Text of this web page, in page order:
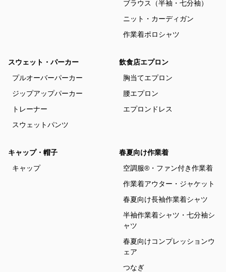
ブラウス（半袖・七分袖）
ニット・カーディガン
作業着ポロシャツ
スウェット・パーカー
プルオーバーパーカー
ジップアップパーカー
トレーナー
スウェットパンツ
飲食店エプロン
胸当てエプロン
腰エプロン
エプロンドレス
キャップ・帽子
キャップ
春夏向け作業着
空調服®・ファン付き作業着
作業着アウター・ジャケット
春夏向け長袖作業着シャツ
半袖作業着シャツ・七分袖シ
ャツ
春夏向けコンプレッションウ
ェア
つなぎ